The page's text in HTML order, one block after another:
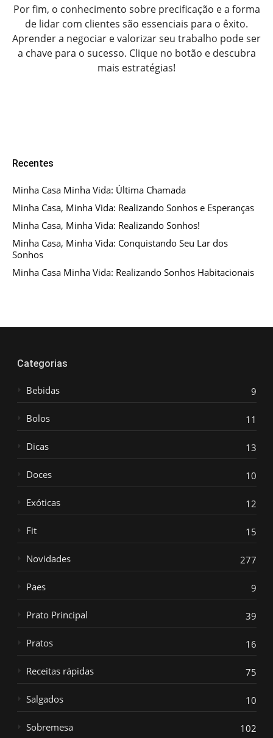
Por fim, o conhecimento sobre precificação e a forma
de lidar com clientes são essenciais para o êxito.
Aprender a negociar e valorizar seu trabalho pode ser
a chave para o sucesso. Clique no botão e descubra
mais estratégias!
Recentes
Minha Casa Minha Vida: Última Chamada
Minha Casa, Minha Vida: Realizando Sonhos e Esperanças
Minha Casa, Minha Vida: Realizando Sonhos!
Minha Casa, Minha Vida: Conquistando Seu Lar dos
Sonhos
Minha Casa Minha Vida: Realizando Sonhos Habitacionais
Categorias
Bebidas 9
Bolos 11
Dicas 13
Doces 10
Exóticas 12
Fit 15
Novidades 277
Paes 9
Prato Principal 39
Pratos 16
Receitas rápidas 75
Salgados 10
Sobremesa 102